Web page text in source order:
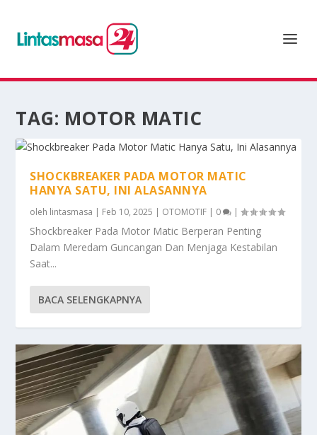
TAG: MOTOR MATIC
SHOCKBREAKER PADA MOTOR MATIC
HANYA SATU, INI ALASANNYA
oleh lintasmasa | Feb 10, 2025 | OTOMOTIF | 0 |
Shockbreaker Pada Motor Matic Berperan Penting
Dalam Meredam Guncangan Dan Menjaga Kestabilan
Saat...
BACA SELENGKAPNYA